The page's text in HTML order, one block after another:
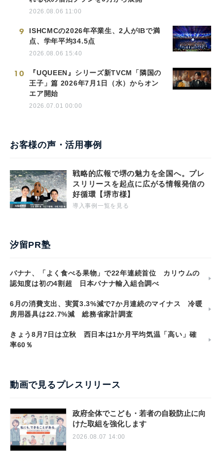
2026.08.06 11:00
9
ISHCMCの2026年卒業生、2人がIBで満
点、学年平均34.5点
2026.08.06 15:40
10
『UQUEEN』シリーズ新TVCM「隣国の
王子」篇 2026年7月1日（水）からオン
エア開始
2026.07.01 00:00
お客様の声・活用事例
戦略的広報で堺の魅力を全国へ。プレ
スリリースを起点に広がる情報発信の
好循環【堺市様】
導入事例一覧を見る
汐留PR塾
バナナ、「よく食べる果物」で22年連続首位 カリウムの
認知度は初の4割超 日本バナナ輸入組合調べ
6月の消費支出、実質3.3%減で7か月連続のマイナス 冷暖
房用器具は22.7%減 総務省家計調査
きょう8月7日は立秋 西日本は1か月平均気温「高い」確
率60％
動画で見るプレスリリース
政府全体でこども・若者の自殺防止に向
けた取組を強化します
2026.08.07 14:00